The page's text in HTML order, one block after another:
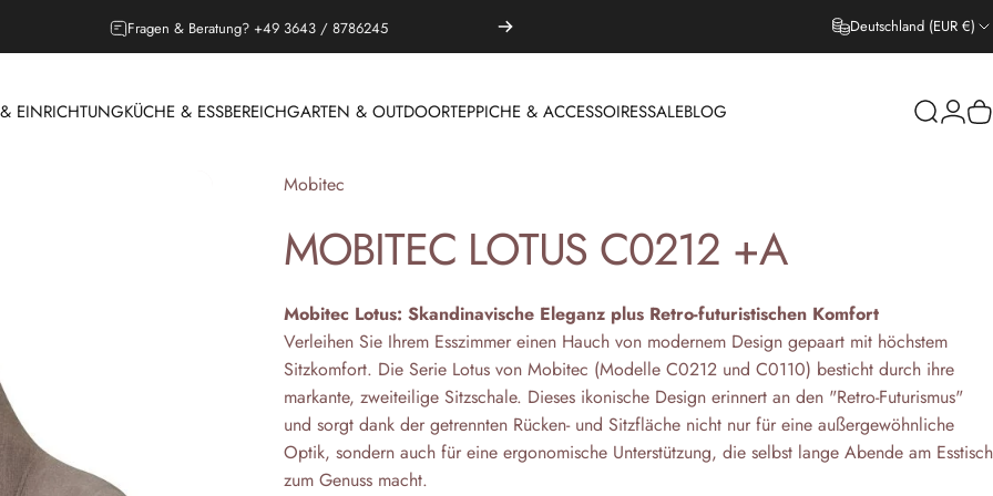
Outdoor Saison, Lounges jetzt entdecken! Deutschland (EUR €)
EINRICHTUNGKÜCHE & ESSBEREICHGARTEN & OUTDOORTEPPICHE & ACCESSOIRESSALEBLOG SucheLogin
Anbieter:
Mobitec
MOBITEC LOTUS C0212 +A
Mobitec Lotus: Skandinavische Eleganz plus Retro-futuristischen Komfort
Verleihen Sie Ihrem Esszimmer einen Hauch von modernem Design gepaart mit höchstem
Sitzkomfort. Die Serie Lotus von Mobitec (Modelle C0212 und C0110) besticht durch ihre
markante, zweiteilige Sitzschale. Dieses ikonische Design erinnert an den "Retro-Futurismus"
und sorgt dank der getrennten Rücken- und Sitzfläche nicht nur für eine außergewöhnliche
Optik, sondern auch für eine ergonomische Unterstützung, die selbst lange Abende am Esstisch
zum Genuss macht.